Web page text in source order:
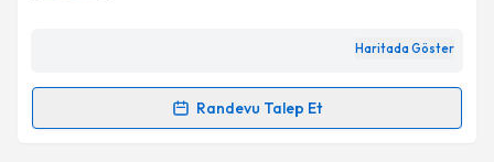
Kişisel verilerimin işlenmesine ilişkinAydınlatma
Haritada Göster
Randevu Talep Et
Randevu Takvimi Talebi